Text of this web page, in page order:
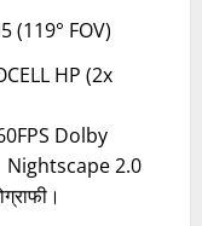
(119° FOV)
HP (2x
Dolby
Nightscape 2.0